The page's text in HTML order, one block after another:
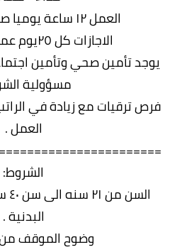
العمل ١٢ ساعة يوميا صباحا أو مساءا .
الاجازات كل ٢٥يوم عمل ٥إيام اجازه
يوجد تأمين صحي وتأمين
مسؤولية
فرص ترقيات مع زيادة في
العمل .
الشروط:
البدنية .
وضوح الموقف من